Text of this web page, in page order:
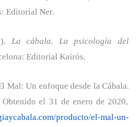
Editorial Ner.
La cábala. La psicología del
Editorial Kairós.
Mal: Un enfoque desde la Cábala.
Obtenido el 31 de enero de 2020,
producto/el-mal-un-